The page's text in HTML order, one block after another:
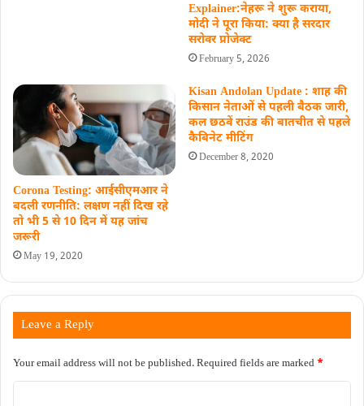
Explainer:नेहरू ने शुरू कराया,
मोदी ने पूरा किया: क्या है सरदार
सरोवर प्रोजेक्ट
February 5, 2026
Corona Testing: आईसीएमआर ने
बदली रणनीति: लक्षण नहीं दिख रहे
तो भी 5 से 10 दिन में यह जांच
जरूरी
May 19, 2020
Kisan Andolan Update : शाह की
किसान नेताओं से पहली बैठक जारी,
कल छठवें राउंड की बातचीत से पहले
कैबिनेट मीटिंग
December 8, 2020
Leave a Reply
Your email address will not be published.Required fields are marked *